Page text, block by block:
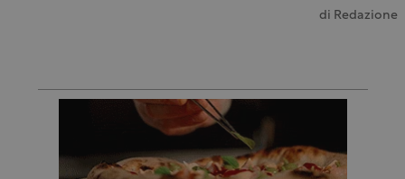
di Redazione